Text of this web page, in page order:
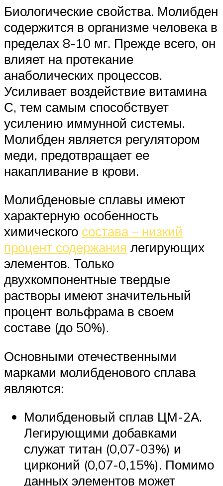
Биологические свойства. Молибден
содержится в организме человека в
пределах 8-10 мг. Прежде всего, он
влияет на протекание
анаболических процессов.
Усиливает воздействие витамина
С, тем самым способствует
усилению иммунной системы.
Молибден является регулятором
меди, предотвращает ее
накапливание в крови.
Молибденовые сплавы имеют
характерную особенность
химического состава – низкий
процент содержания легирующих
элементов. Только
двухкомпонентные твердые
растворы имеют значительный
процент вольфрама в своем
составе (до 50%).
Основными отечественными
марками молибденового сплава
являются:
Молибденовый сплав ЦМ-2А.
Легирующими добавками
служат титан (0,07-03%) и
цирконий (0,07-0,15%). Помимо
данных элементов может